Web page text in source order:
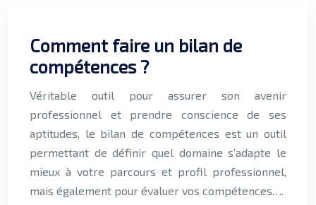
Comment faire un bilan de
compétences ?
Véritable outil pour assurer son avenir
professionnel et prendre conscience de ses
aptitudes, le bilan de compétences est un outil
permettant de définir quel domaine s’adapte le
mieux à votre parcours et profil professionnel,
mais également pour évaluer vos compétences….